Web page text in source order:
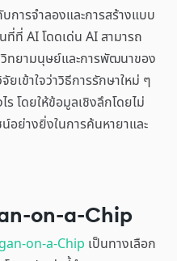
การจำลองและการสร้างแบบ
ที่ AI โดดเด่น AI สามารถ
ทยามนุษย์และการพัฒนาของ
เข้าใจว่าวิธีการรักษาใหม่ ๆ
โดยให้ข้อมูลเชิงลึกโดยไม่
อย่างยิ่งในการค้นหายาและ
on-a-Chip
on-a-Chip เป็นทางเลือก